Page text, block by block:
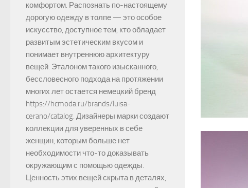
комфортом. Распознать по-настоящему
дорогую одежду в толпе — это особое
искусство, доступное тем, кто обладает
развитым эстетическим вкусом и
понимает внутреннюю архитектуру
вещей. Эталоном такого изысканного,
бессловесного подхода на протяжении
многих лет остается немецкий бренд
https://hcmoda.ru/brands/luisa-
cerano/catalog. Дизайнеры марки создают
коллекции для уверенных в себе
женщин, которым больше нет
необходимости что-то доказывать
окружающим с помощью одежды.
Ценность этих вещей скрыта в деталях,